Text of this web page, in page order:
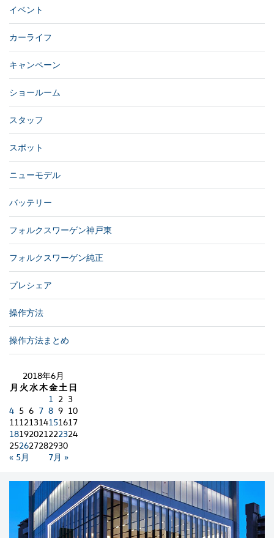
イベント
カーライフ
キャンペーン
ショールーム
スタッフ
スポット
ニューモデル
バッテリー
フォルクスワーゲン神戸東
フォルクスワーゲン純正
プレシェア
操作方法
操作方法まとめ
2018年6月
月 火水木金土 日
« 5月 7月 »
1 2 3
4 5 6 7 8 9 10
11121314151617
18192021222324
252627282930